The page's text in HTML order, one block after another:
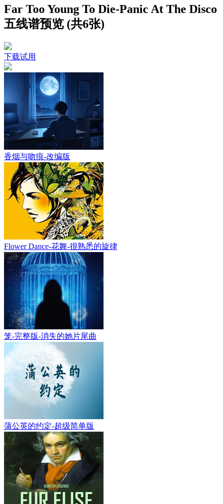
Far Too Young To Die-Panic At The Disco
五线谱预览 (共6张)
下载试用
香烟与吻痕-改编版
Flower Dance-花舞-很熟悉的旋律
笼-完整版-消失的她片尾曲
蒲公英的约定-超级简单版